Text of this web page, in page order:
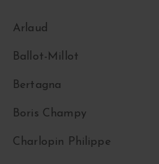
Arlaud
Ballot-Millot
Bertagna
Boris Champy
Charlopin Philippe